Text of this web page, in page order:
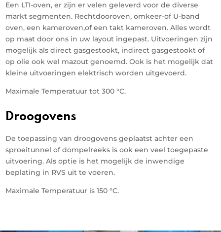
Een LTI-oven, er zijn er velen geleverd voor de diverse
markt segmenten. Rechtdooroven, omkeer-of U-band
oven, een kameroven,of een takt kameroven. Alles wordt
op maat door ons in uw layout ingepast. Uitvoeringen zijn
mogelijk als direct gasgestookt, indirect gasgestookt of
op olie ook wel mazout genoemd. Ook is het mogelijk dat
kleine uitvoeringen elektrisch worden uitgevoerd.
Maximale Temperatuur tot 300 °C.
Droogovens
De toepassing van droogovens geplaatst achter een
sproeitunnel of dompelreeks is ook een veel toegepaste
uitvoering. Als optie is het mogelijk de inwendige
beplating in RVS uit te voeren.
Maximale Temperatuur is 150 °C.